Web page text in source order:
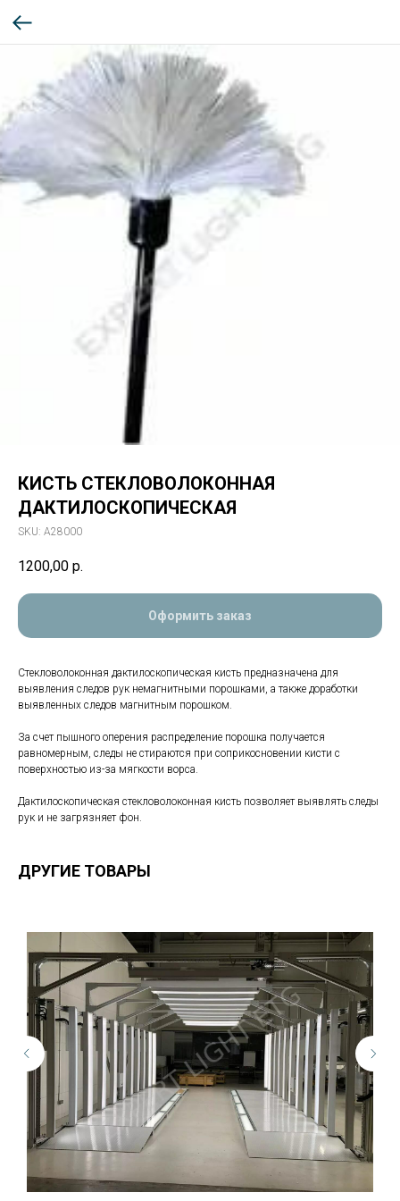
КИСТЬ СТЕКЛОВОЛОКОННАЯ
ДАКТИЛОСКОПИЧЕСКАЯ
SKU: А28000
1200,00 р.
Оформить заказ
Стекловолоконная дактилоскопическая кисть предназначена для
выявления следов рук немагнитными порошками, а также доработки
выявленных следов магнитным порошком.
За счет пышного оперения распределение порошка получается
равномерным, следы не стираются при соприкосновении кисти с
поверхностью из-за мягкости ворса.
Дактилоскопическая стекловолоконная кисть позволяет выявлять следы
рук и не загрязняет фон.
ДРУГИЕ ТОВАРЫ